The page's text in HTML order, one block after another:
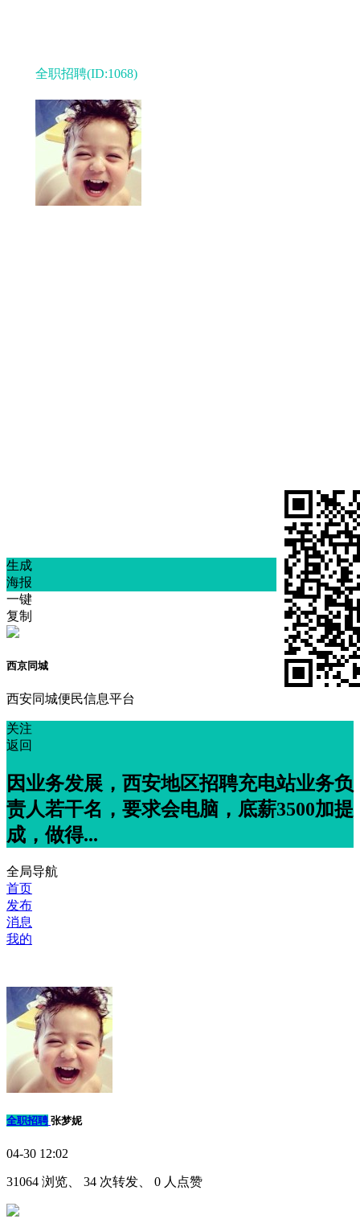
全职招聘(ID:1068)
生成
海报
一键
复制
西京同城
西安同城便民信息平台
关注
返回
因业务发展，西安地区招聘充电站业务负
责人若干名，要求会电脑，底薪3500加提
成，做得...
全局导航
首页
发布
消息
我的
全职招聘 张梦妮
04-30 12:02
31064 浏览、 34 次转发、 0 人点赞